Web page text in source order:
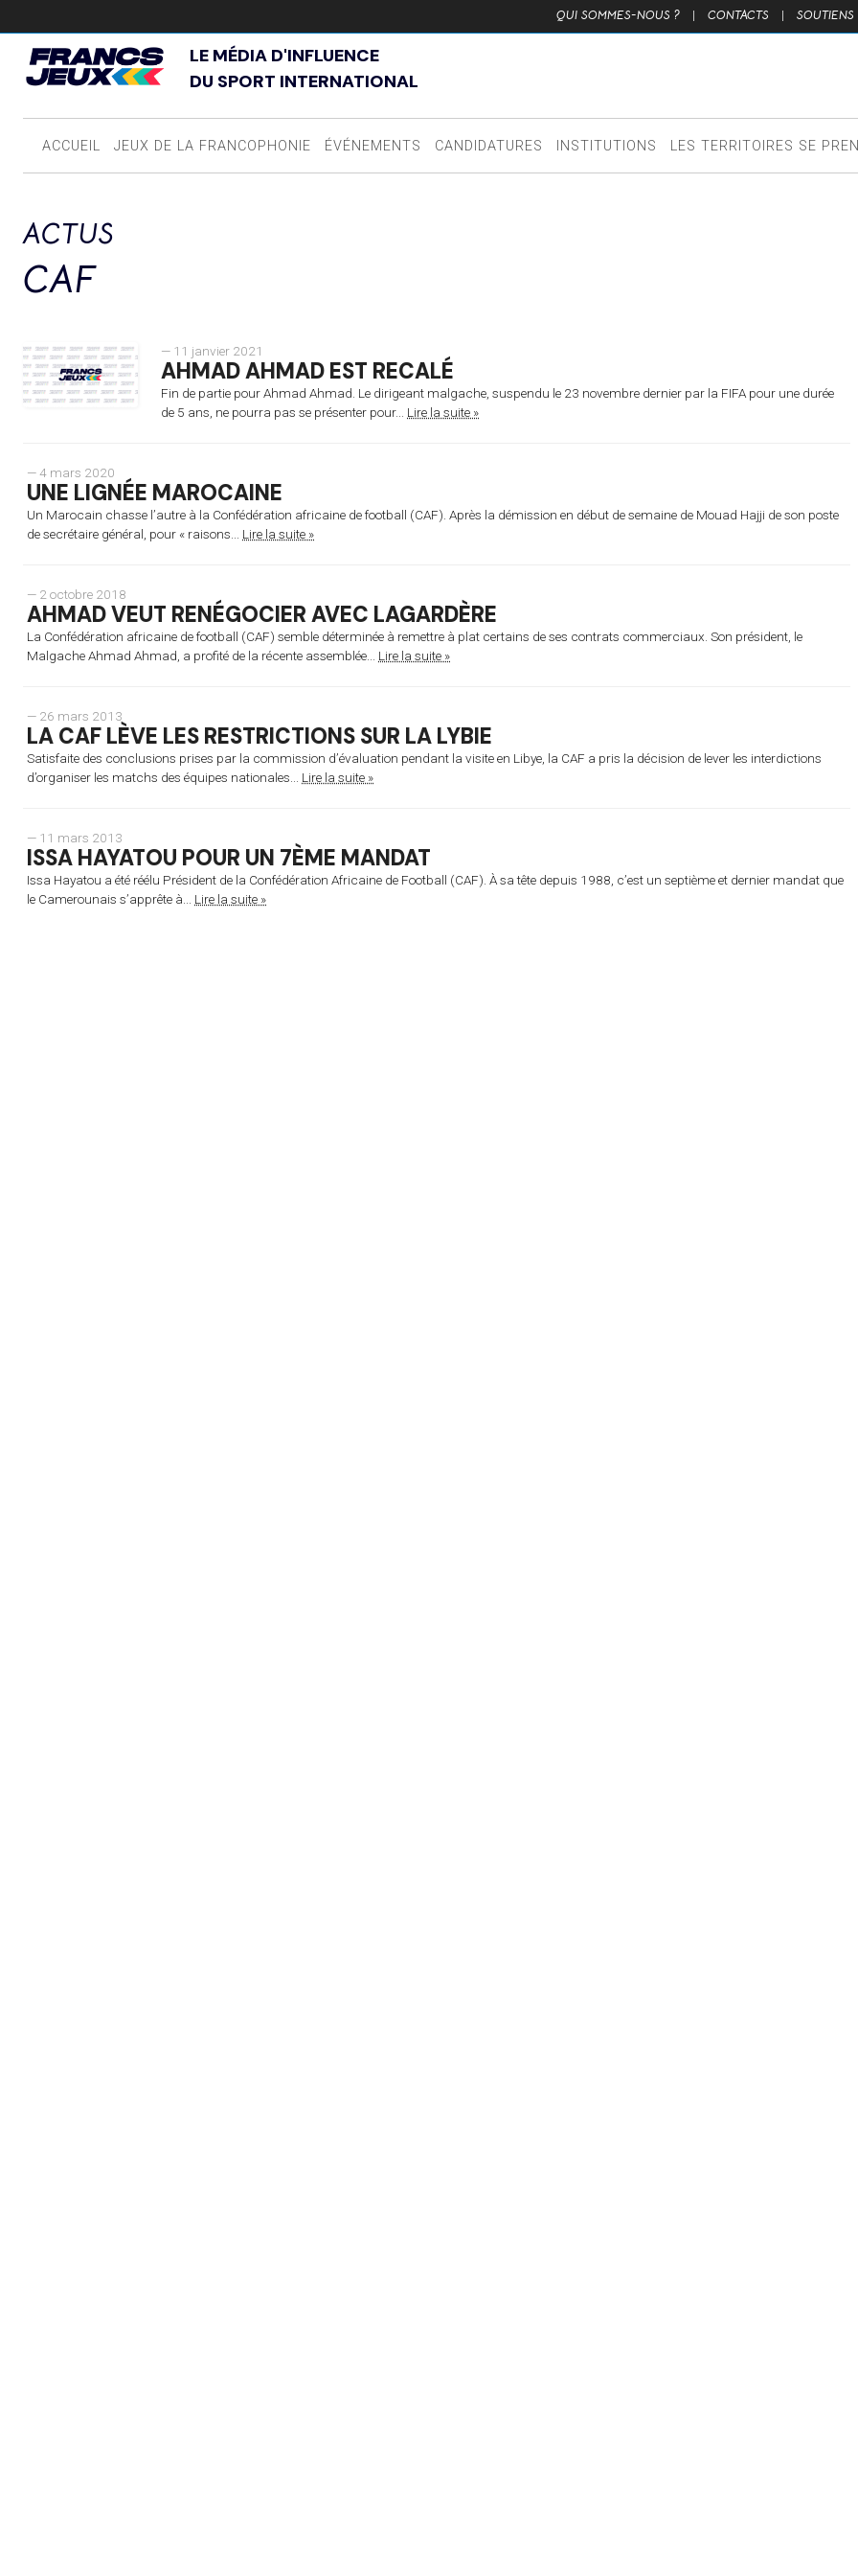
QUI SOMMES-NOUS ? | CONTACTS | SOUTIENS
LE MÉDIA D'INFLUENCE
DU SPORT INTERNATIONAL
ACCUEIL JEUX DE LA FRANCOPHONIE ÉVÉNEMENTS CANDIDATURES INSTITUTIONS LES TERRITOIRES SE
ACTUS
CAF
— 11 janvier 2021
AHMAD AHMAD EST RECALÉ
Fin de partie pour Ahmad Ahmad. Le dirigeant malgache, suspendu le 23 novembre dernier par la FIFA pour une durée
de 5 ans, ne pourra pas se présenter pour... Lire la suite »
— 4 mars 2020
UNE LIGNÉE MAROCAINE
Un Marocain chasse l’autre à la Confédération africaine de football (CAF). Après la démission en début de semaine de Mouad Hajji de son poste
de secrétaire général, pour « raisons... Lire la suite »
— 2 octobre 2018
AHMAD VEUT RENÉGOCIER AVEC LAGARDÈRE
La Confédération africaine de football (CAF) semble déterminée à remettre à plat certains de ses contrats commerciaux. Son président, le
Malgache Ahmad Ahmad, a profité de la récente assemblée... Lire la suite »
— 26 mars 2013
LA CAF LÈVE LES RESTRICTIONS SUR LA LYBIE
Satisfaite des conclusions prises par la commission d’évaluation pendant la visite en Libye, la CAF a pris la décision de lever les interdictions
d’organiser les matchs des équipes nationales... Lire la suite »
— 11 mars 2013
ISSA HAYATOU POUR UN 7ÈME MANDAT
Issa Hayatou a été réélu Président de la Confédération Africaine de Football (CAF). À sa tête depuis 1988, c’est un septième et dernier mandat que
le Camerounais s’apprête à... Lire la suite »